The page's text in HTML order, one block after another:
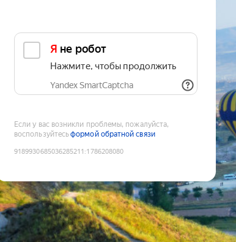
Я не робот
Нажмите, чтобы продолжить
Yandex SmartCaptcha
Если у вас возникли проблемы, пожалуйста,
воспользуйтесьформой обратной связи
9189930685036285211 :1786208080